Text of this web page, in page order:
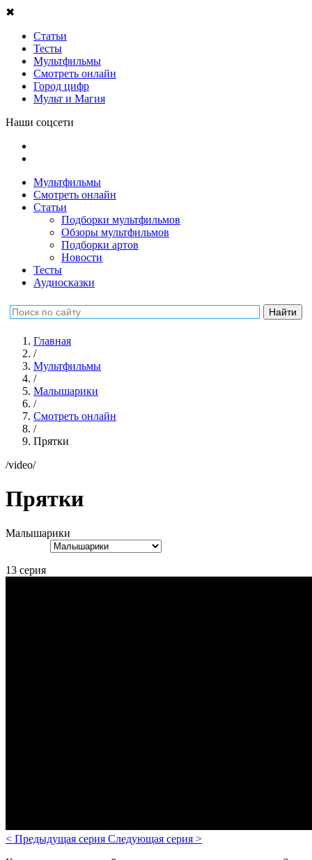
✖
Статьи
Тесты
Мультфильмы
Смотреть онлайн
Город цифр
Мульт и Магия
Наши соцсети
Мультфильмы
Смотреть онлайн
Статьи
Подборки мультфильмов
Обзоры мультфильмов
Подборки артов
Новости
Тесты
Аудиосказки
Главная
/
Мультфильмы
/
Малышарики
/
Смотреть онлайн
/
Прятки
/video/
Прятки
Малышарики
13 серия
< Предыдущая серия Следующая серия >